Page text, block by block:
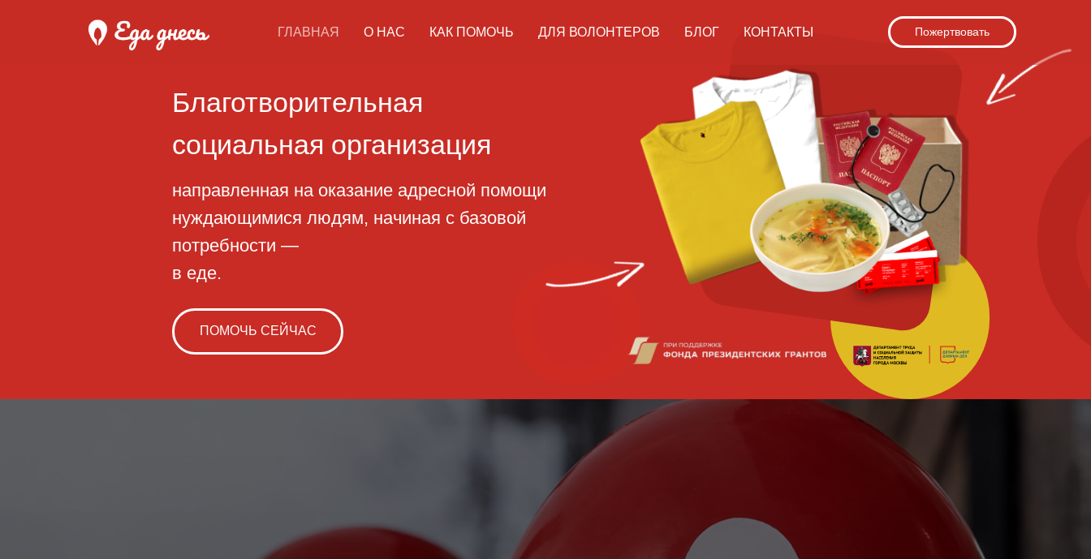
ГЛАВНАЯ О НАС КАК ПОМОЧЬ ДЛЯ ВОЛОНТЕРОВ БЛОГ КОНТАКТЫ Пожертвовать
нуждающимися людям, начиная с базовой
потребности —
в еде.
Благотворительная